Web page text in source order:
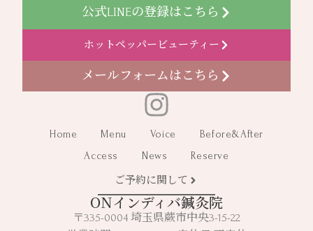
公式LINEの登録はこちら
ホットペッパービューティー
メールフォームはこちら
Home Menu Voice
Before&After
Access
News Reserve
ご予約に関して
ONインディバ鍼灸院
〒335-0004 埼玉県蕨市中央3-15-22